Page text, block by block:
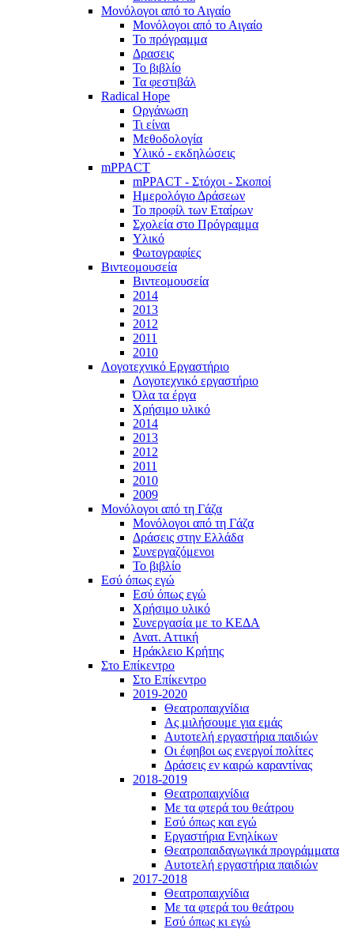
Μονόλογοι από το Αιγαίο
Μονόλογοι από το Αιγαίο
Το πρόγραμμα
Δρασεις
Το βιβλίο
Τα φεστιβάλ
Radical Hope
Οργάνωση
Τι είναι
Μεθοδολογία
Υλικό - εκδηλώσεις
mPPACT
mPPACT - Στόχοι - Σκοποί
Ημερολόγιο Δράσεων
Το προφίλ των Εταίρων
Σχολεία στο Πρόγραμμα
Υλικό
Φωτογραφίες
Βιντεομουσεία
Βιντεομουσεία
2014
2013
2012
2011
2010
Λογοτεχνικό Εργαστήριο
Λογοτεχνικό εργαστήριο
Όλα τα έργα
Χρήσιμο υλικό
2014
2013
2012
2011
2010
2009
Μονόλογοι από τη Γάζα
Μονόλογοι από τη Γάζα
Δράσεις στην Ελλάδα
Συνεργαζόμενοι
To βιβλίο
Εσύ όπως εγώ
Εσύ όπως εγώ
Χρήσιμο υλικό
Συνεργασία με το ΚΕΔΑ
Ανατ. Αττική
Ηράκλειο Κρήτης
Στο Επίκεντρο
Στο Επίκεντρο
2019-2020
Θεατροπαιχνίδια
Ας μιλήσουμε για εμάς
Αυτοτελή εργαστήρια παιδιών
Οι έφηβοι ως ενεργοί πολίτες
Δράσεις εν καιρώ καραντίνας
2018-2019
Θεατροπαιχνίδια
Με τα φτερά του θεάτρου
Εσύ όπως και εγώ
Εργαστήρια Ενηλίκων
Θεατροπαιδαγωγικά προγράμματα
Αυτοτελή εργαστήρια παιδιών
2017-2018
Θεατροπαιχνίδια
Με τα φτερά του θεάτρου
Εσύ όπως κι εγώ